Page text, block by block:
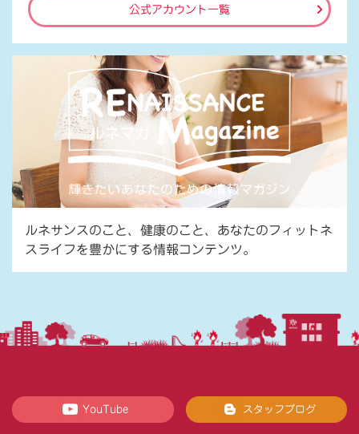
公式アカウント一覧
ルネサンスのこと、健康のこと、あなたのフィットネ
スライフを豊かにする情報コンテンツ。
YouTube スタッフブログ